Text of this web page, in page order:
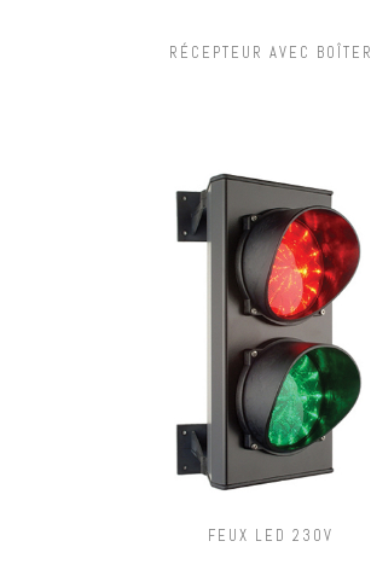
RÉCEPTEUR AVEC BOÎTER
FEUX LED 230V